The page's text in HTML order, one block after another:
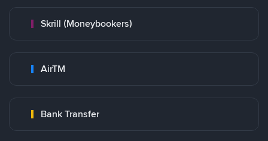
Skrill (Moneybookers)
AirTM
Bank Transfer